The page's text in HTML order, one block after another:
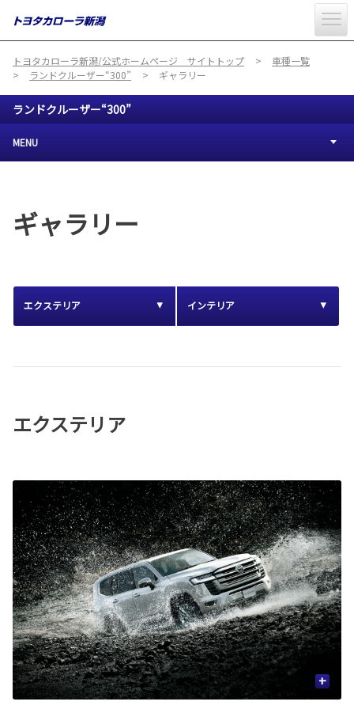
トヨタカローラ新潟/公式ホームページ サイトトップ
車種一覧
ランドクルーザー“300”
ギャラリー
ランドクルーザー“300”
MENU
ギャラリー
エクステリア インテリア
エクステリア
+